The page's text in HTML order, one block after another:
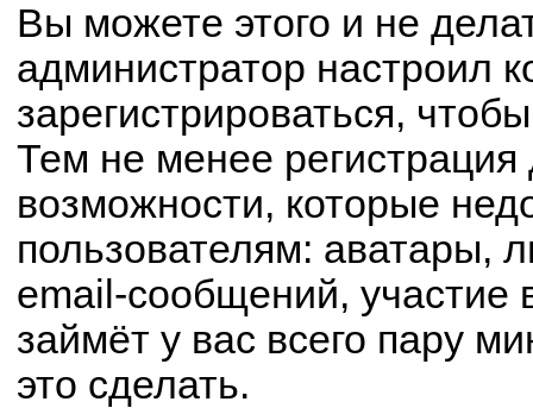
Вы можете этого и не
администратор настроил
зарегистрироваться,
Тем не менее
возможности, которые
пользователям: аватары,
email-сообщений, участие
займёт у вас всего пару
это сделать.